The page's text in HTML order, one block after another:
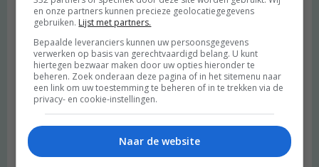
en onze partners kunnen precieze geolocatiegegevens
gebruiken. Lijst met partners.
Bepaalde leveranciers kunnen uw persoonsgegevens
verwerken op basis van gerechtvaardigd belang. U kunt
hiertegen bezwaar maken door uw opties hieronder te
beheren. Zoek onderaan deze pagina of in het sitemenu naar
een link om uw toestemming te beheren of in te trekken via de
privacy- en cookie-instellingen.
Naar de website